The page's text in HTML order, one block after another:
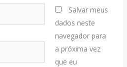
Salvar meus
dados neste
navegador para
a próxima vez
que eu